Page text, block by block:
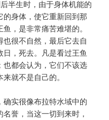
半生时，由于身体机能的
身体，使它重新回到那
，是非常痛苦难堪的。
很不自然，最后它去自
，死去。凡是看过王鱼
都会认为，它们不该选
就不是自己的。
实很像布拉特水域中的
誉，当这一切到来时，